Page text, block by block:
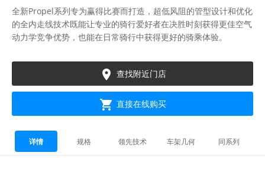
全新Propel系列专为赢得比赛而打造，超低风阻的管型设计和优化
的全内走线技术既能让专业的骑行爱好者在决胜时刻获得更佳空气
动力学竞争优势，也能在日常骑行中获得更好的骑乘体验。
 查找附近门店
 直接在线购买
详情 规格 领先技术 车架几何 同系列